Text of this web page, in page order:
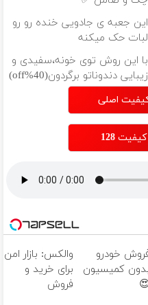
این جعبه ی جادویی خنده رو رو
لبات حک میکنه
خرید40%تخفیف
با این روش توی خونه،سفیدی و
زیبایی دندوناتو برگردون(40%off)
کیفیت اصلی
128
خودرو
کمیسیون
والکس: بازار امن
برای خرید و
فروش